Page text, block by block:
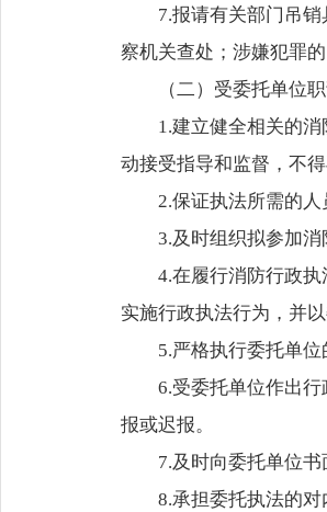
7.报请有关部门吊
察机关查处；涉嫌犯罪
（二）受委托单位
1.建立健全相关的
动接受指导和监督，不
2.保证执法所需的
3.及时组织拟参加
4.在履行消防行政
实施行政执法行为，并
5.严格执行委托单
6.受委托单位作出
报或迟报。
7.及时向委托单位
8.承担委托执法的